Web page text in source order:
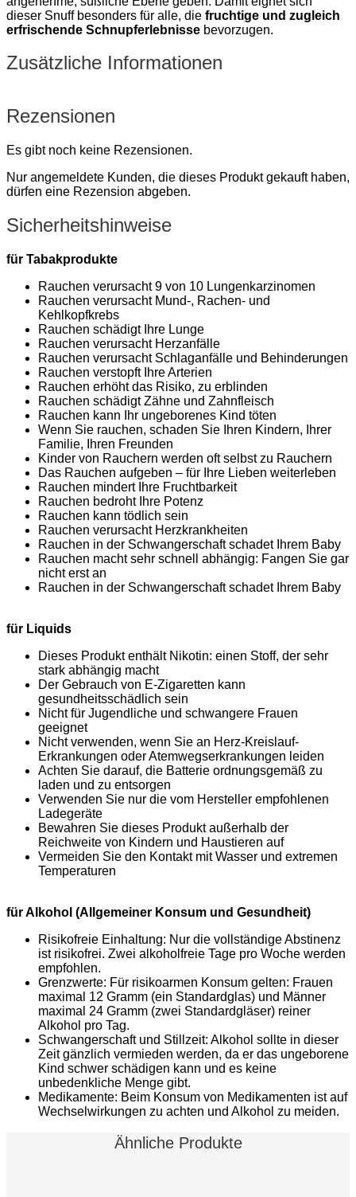
dieser Snuff besonders für alle, die fruchtige und zugleich
erfrischende Schnupferlebnisse bevorzugen.
Zusätzliche Informationen
Rezensionen
Es gibt noch keine Rezensionen.
Nur angemeldete Kunden, die dieses Produkt gekauft haben,
dürfen eine Rezension abgeben.
Sicherheitshinweise
für Tabakprodukte
Rauchen verursacht 9 von 10 Lungenkarzinomen
Rauchen verursacht Mund-, Rachen- und
Kehlkopfkrebs
Rauchen schädigt Ihre Lunge
Rauchen verursacht Herzanfälle
Rauchen verursacht Schlaganfälle und Behinderungen
Rauchen verstopft Ihre Arterien
Rauchen erhöht das Risiko, zu erblinden
Rauchen schädigt Zähne und Zahnfleisch
Rauchen kann Ihr ungeborenes Kind töten
Wenn Sie rauchen, schaden Sie Ihren Kindern, Ihrer
Familie, Ihren Freunden
Kinder von Rauchern werden oft selbst zu Rauchern
Das Rauchen aufgeben – für Ihre Lieben weiterleben
Rauchen mindert Ihre Fruchtbarkeit
Rauchen bedroht Ihre Potenz
Rauchen kann tödlich sein
Rauchen verursacht Herzkrankheiten
Rauchen in der Schwangerschaft schadet Ihrem Baby
Rauchen macht sehr schnell abhängig: Fangen Sie gar
nicht erst an
Rauchen in der Schwangerschaft schadet Ihrem Baby
für Liquids
Dieses Produkt enthält Nikotin: einen Stoff, der sehr
stark abhängig macht
Der Gebrauch von E-Zigaretten kann
gesundheitsschädlich sein
Nicht für Jugendliche und schwangere Frauen
geeignet
Nicht verwenden, wenn Sie an Herz-Kreislauf-
Erkrankungen oder Atemwegserkrankungen leiden
Achten Sie darauf, die Batterie ordnungsgemäß zu
laden und zu entsorgen
Verwenden Sie nur die vom Hersteller empfohlenen
Ladegeräte
Bewahren Sie dieses Produkt außerhalb der
Reichweite von Kindern und Haustieren auf
Vermeiden Sie den Kontakt mit Wasser und extremen
Temperaturen
für Alkohol (Allgemeiner Konsum und Gesundheit)
Risikofreie Einhaltung: Nur die vollständige Abstinenz
ist risikofrei. Zwei alkoholfreie Tage pro Woche werden
empfohlen.
Grenzwerte: Für risikoarmen Konsum gelten: Frauen
maximal 12 Gramm (ein Standardglas) und Männer
maximal 24 Gramm (zwei Standardgläser) reiner
Alkohol pro Tag.
Schwangerschaft und Stillzeit: Alkohol sollte in dieser
Zeit gänzlich vermieden werden, da er das ungeborene
Kind schwer schädigen kann und es keine
unbedenkliche Menge gibt.
Medikamente: Beim Konsum von Medikamenten ist auf
Wechselwirkungen zu achten und Alkohol zu meiden.
Ähnliche Produkte